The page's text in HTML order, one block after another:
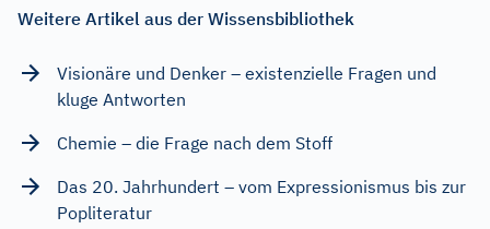
Weitere Artikel aus der Wissensbibliothek
Visionäre und Denker – existenzielle Fragen und
kluge Antworten
Chemie – die Frage nach dem Stoff
Das 20. Jahrhundert – vom Expressionismus bis zur
Popliteratur